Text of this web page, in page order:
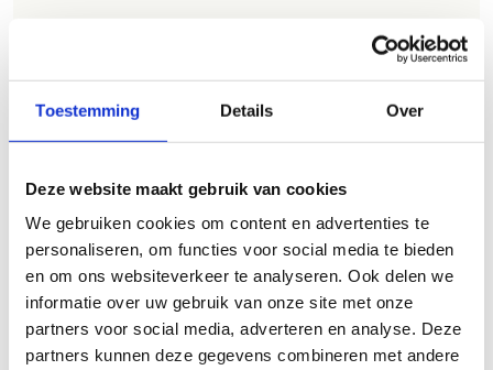
Toestemming Details Over
Deze website maakt gebruik van cookies
We gebruiken cookies om content en advertenties te
personaliseren, om functies voor social media te bieden
en om ons websiteverkeer te analyseren. Ook delen we
informatie over uw gebruik van onze site met onze
partners voor social media, adverteren en analyse. Deze
partners kunnen deze gegevens combineren met andere
ALGEMENE BEOORDELING *
slecht goed
FYSIEKE INSPANNING
zwaar